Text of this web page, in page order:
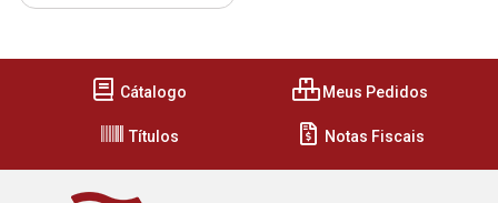
Cátalogo Meus Pedidos
Títulos Notas Fiscais